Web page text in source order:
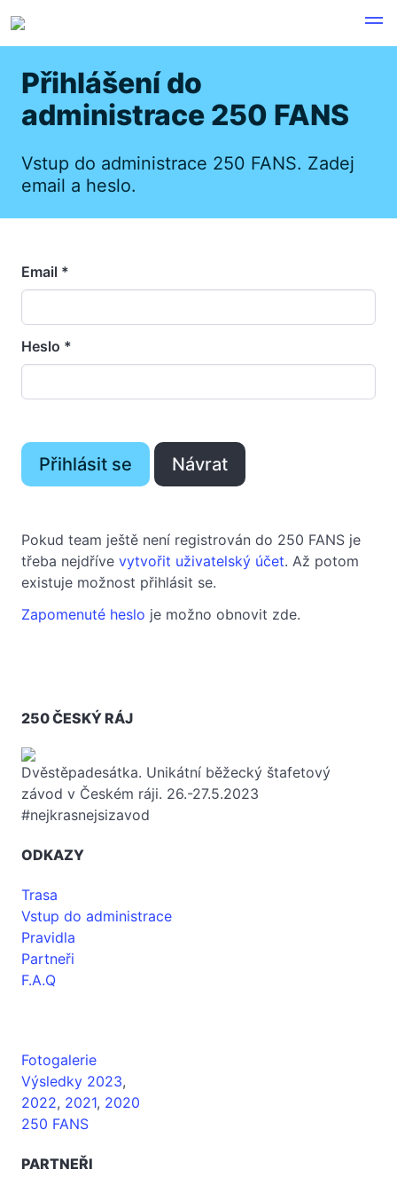
Přihlášení do
administrace 250 FANS
Vstup do administrace 250 FANS. Zadej
email a heslo.
Email *
Heslo *
Pokud team ještě není registrován do 250 FANS je
třeba nejdříve vytvořit uživatelský účet. Až potom
existuje možnost přihlásit se.
Zapomenuté heslo je možno obnovit zde.
250 ČESKÝ RÁJ
Dvěstěpadesátka. Unikátní běžecký štafetový
závod v Českém ráji. 26.-27.5.2023
#nejkrasnejsizavod
ODKAZY
Trasa
Vstup do administrace
Pravidla
Partneři
F.A.Q
Fotogalerie
Výsledky 2023,
2022, 2021, 2020
250 FANS
PARTNEŘI